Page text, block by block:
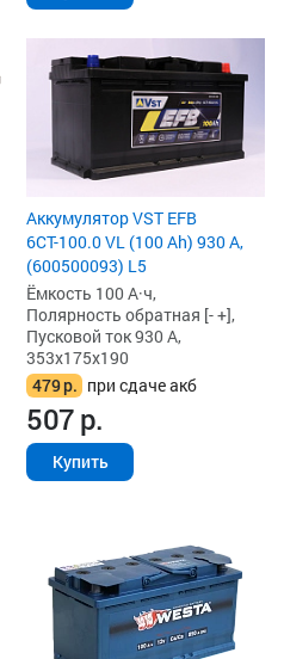
Аккумулятор VST EFB
6СТ-100.0 VL (100 Ah) 930 А,
(600500093) L5
Ёмкость 100 А·ч,
Полярность обратная [- +],
Пусковой ток 930 А,
353x175x190
479р. при сдаче акб
507р.
Купить